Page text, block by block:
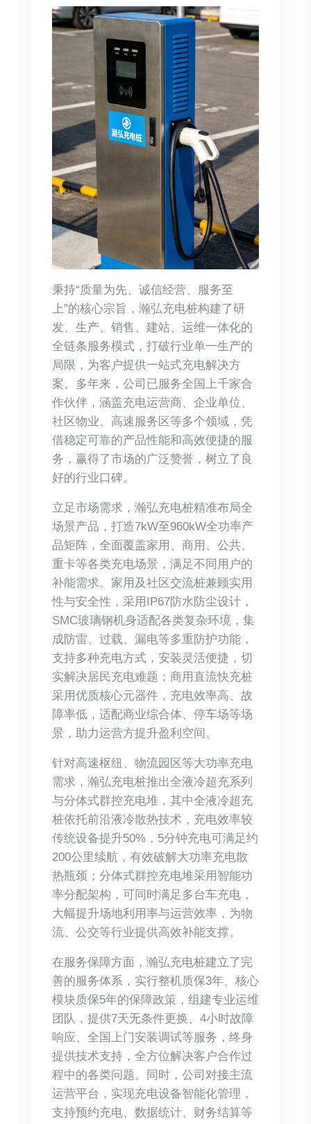
秉持“质量为先、诚信经营、服务至
上”的核心宗旨，瀚弘充电桩构建了研
发、生产、销售、建站、运维一体化的
全链条服务模式，打破行业单一生产的
局限，为客户提供一站式充电解决方
案。多年来，公司已服务全国上千家合
作伙伴，涵盖充电运营商、企业单位、
社区物业、高速服务区等多个领域，凭
借稳定可靠的产品性能和高效便捷的服
务，赢得了市场的广泛赞誉，树立了良
好的行业口碑。
立足市场需求，瀚弘充电桩精准布局全
场景产品，打造7kW至960kW全功率产
品矩阵，全面覆盖家用、商用、公共、
重卡等各类充电场景，满足不同用户的
补能需求。家用及社区交流桩兼顾实用
性与安全性，采用IP67防水防尘设计，
SMC玻璃钢机身适配各类复杂环境，集
成防雷、过载、漏电等多重防护功能，
支持多种充电方式，安装灵活便捷，切
实解决居民充电难题；商用直流快充桩
采用优质核心元器件，充电效率高、故
障率低，适配商业综合体、停车场等场
景，助力运营方提升盈利空间。
针对高速枢纽、物流园区等大功率充电
需求，瀚弘充电桩推出全液冷超充系列
与分体式群控充电堆，其中全液冷超充
桩依托前沿液冷散热技术，充电效率较
传统设备提升50%，5分钟充电可满足约
200公里续航，有效破解大功率充电散
热瓶颈；分体式群控充电堆采用智能功
率分配架构，可同时满足多台车充电，
大幅提升场地利用率与运营效率，为物
流、公交等行业提供高效补能支撑。
在服务保障方面，瀚弘充电桩建立了完
善的服务体系，实行整机质保3年、核心
模块质保5年的保障政策，组建专业运维
团队，提供7天无条件更换、4小时故障
响应、全国上门安装调试等服务，终身
提供技术支持，全方位解决客户合作过
程中的各类问题。同时，公司对接主流
运营平台，实现充电设备智能化管理，
支持预约充电、数据统计、财务结算等